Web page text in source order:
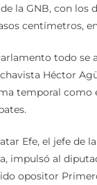
centímetros,
Héctor
temporal como
impulsó al
opositor
de